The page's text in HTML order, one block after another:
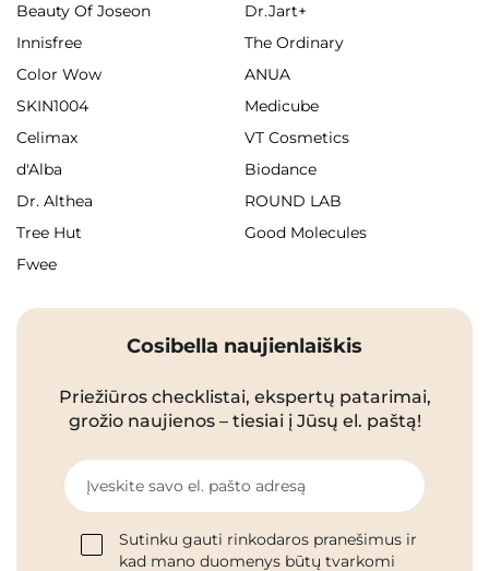
Beauty Of Joseon
Dr.Jart+
Innisfree
The Ordinary
Color Wow
ANUA
SKIN1004
Medicube
Celimax
VT Cosmetics
d'Alba
Biodance
Dr. Althea
ROUND LAB
Tree Hut
Good Molecules
Fwee
Cosibella naujienlaiškis
Priežiūros checklistai, ekspertų patarimai,
grožio naujienos – tiesiai į Jūsų el. paštą!
Įveskite savo el. pašto adresą
Sutinku gauti rinkodaros pranešimus ir
kad mano duomenys būtų tvarkomi